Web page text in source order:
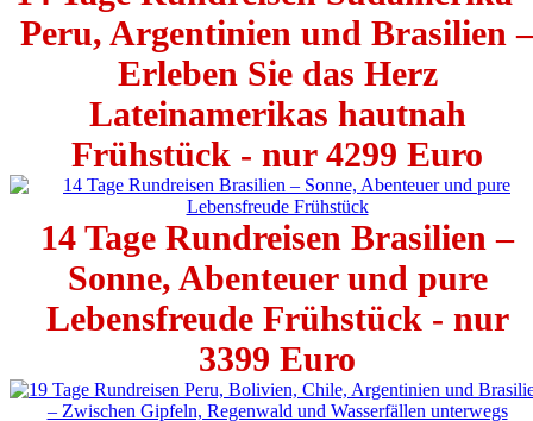
Peru, Argentinien und Brasilien –
Erleben Sie das Herz
Lateinamerikas hautnah
Frühstück - nur 4299 Euro
14 Tage Rundreisen Brasilien –
Sonne, Abenteuer und pure
Lebensfreude Frühstück - nur
3399 Euro